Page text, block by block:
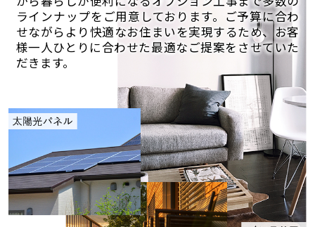
ラインナップをご用意しております。ご予算に合わ
せながらより快適なお住まいを実現するため、お客
様一人ひとりに合わせた最適なご提案をさせていた
だきます。